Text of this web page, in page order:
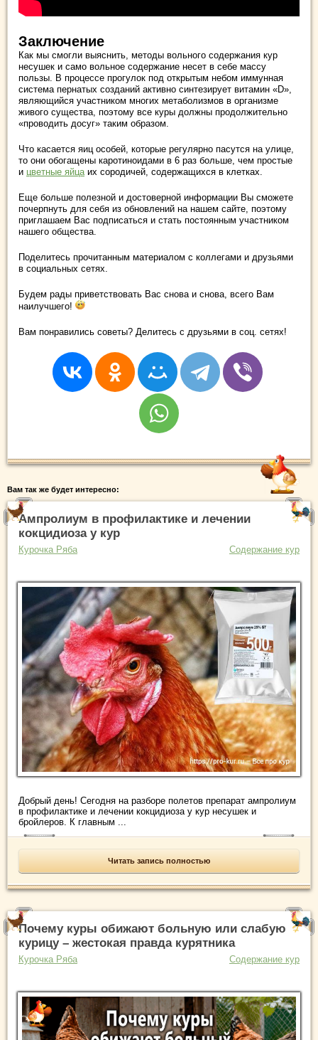
Заключение
Как мы смогли выяснить, методы вольного содержания кур
несушек и само вольное содержание несет в себе массу
пользы. В процессе прогулок под открытым небом иммунная
система пернатых созданий активно синтезирует витамин «D»,
являющийся участником многих метаболизмов в организме
живого существа, поэтому все куры должны продолжительно
«проводить досуг» таким образом.
Что касается яиц особей, которые регулярно пасутся на улице,
то они обогащены каротиноидами в 6 раз больше, чем простые
и цветные яйцаих сородичей, содержащихся в клетках.
Еще больше полезной и достоверной информации Вы сможете
почерпнуть для себя из обновлений на нашем сайте, поэтому
приглашаем Вас подписаться и стать постоянным участником
нашего общества.
Поделитесь прочитанным материалом с коллегами и друзьями
в социальных сетях.
Будем рады приветствовать Вас снова и снова, всего Вам
наилучшего!
Вам понравились советы? Делитесь с друзьями в соц. сетях!
Вам так же будет интересно:
Ампролиум в профилактике и лечении
кокцидиоза у кур
Курочка Ряба Содержание кур
Добрый день! Сегодня на разборе полетов препарат ампролиум
в профилактике и лечении кокцидиоза у кур несушек и
бройлеров. К главным ...
Читать запись полностью
Почему куры обижают больную или слабую
курицу – жестокая правда курятника
Курочка Ряба Содержание кур